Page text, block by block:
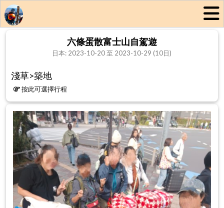
六條蛋散富士山自駕遊
日本: 2023-10-20 至 2023-10-29 (10日)
淺草>築地
按此可選擇行程